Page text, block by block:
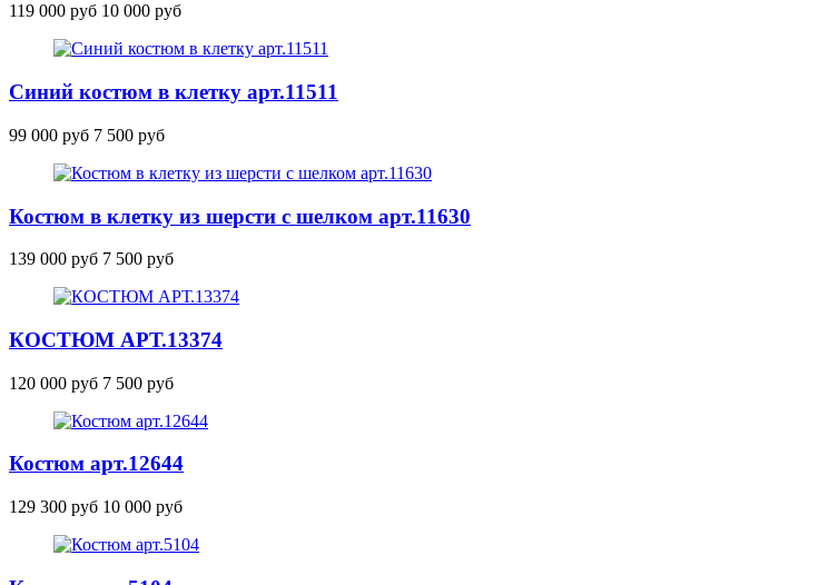
119 000 руб 10 000 руб
Синий костюм в клетку арт.11511
99 000 руб 7 500 руб
Костюм в клетку из шерсти с шелком арт.11630
139 000 руб 7 500 руб
КОСТЮМ АРТ.13374
120 000 руб 7 500 руб
Костюм арт.12644
129 300 руб 10 000 руб